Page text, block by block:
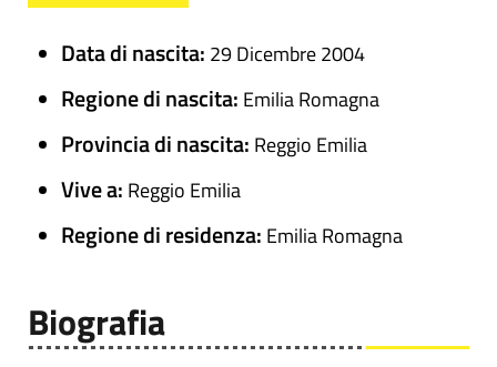
Data di nascita: 29 Dicembre 2004
Regione di nascita: Emilia Romagna
Provincia di nascita: Reggio Emilia
Vive a: Reggio Emilia
Regione di residenza: Emilia Romagna
Biografia